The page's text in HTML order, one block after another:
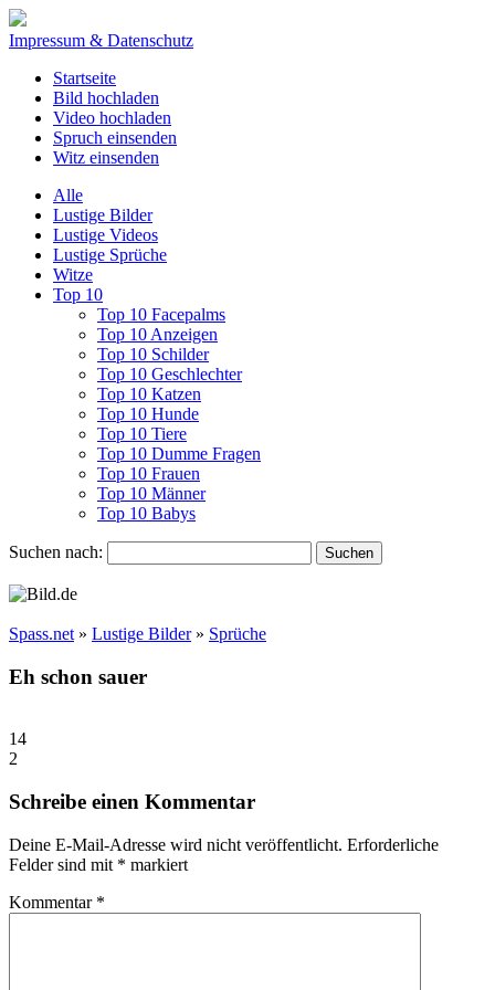
Impressum & Datenschutz
Startseite
Bild hochladen
Video hochladen
Spruch einsenden
Witz einsenden
Alle
Lustige Bilder
Lustige Videos
Lustige Sprüche
Witze
Top 10
Top 10 Facepalms
Top 10 Anzeigen
Top 10 Schilder
Top 10 Geschlechter
Top 10 Katzen
Top 10 Hunde
Top 10 Tiere
Top 10 Dumme Fragen
Top 10 Frauen
Top 10 Männer
Top 10 Babys
Suchen nach:
Spass.net » Lustige Bilder» Sprüche
Eh schon sauer
14
2
Schreibe einen Kommentar
Deine E-Mail-Adresse wird nicht veröffentlicht. Erforderliche
Felder sind mit * markiert
Kommentar *